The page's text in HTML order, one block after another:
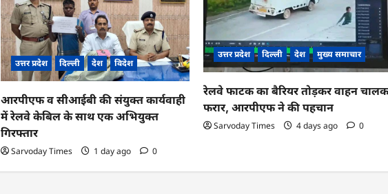
उत्तर प्रदेश दिल्ली देश विदेश
आरपीएफ व सीआईबी की संयुक्त कार्यवाही
में रेलवे केबिल के साथ एक अभियुक्त
गिरफ्तार
Sarvoday Times 1 day ago 0
उत्तर प्रदेश दिल्ली देश मुख्य समाचार
रेलवे फाटक का बैरियर तोड़कर वाहन
फरार, आरपीएफ ने की पहचान
Sarvoday Times 4 days ago 0